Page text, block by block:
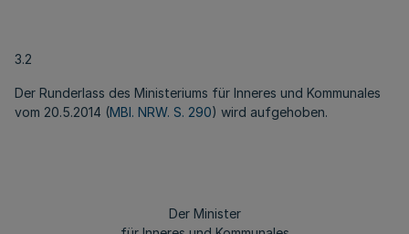
3.2
Der Runderlass des Ministeriums für Inneres und Kommunales
vom 20.5.2014 (MBl. NRW. S. 290) wird aufgehoben.
Der Minister